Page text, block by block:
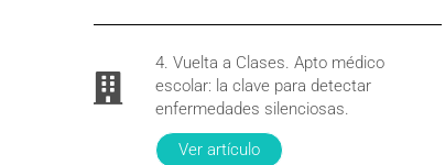
4. Vuelta a Clases. Apto médico
escolar: la clave para detectar
enfermedades silenciosas.
Ver artículo